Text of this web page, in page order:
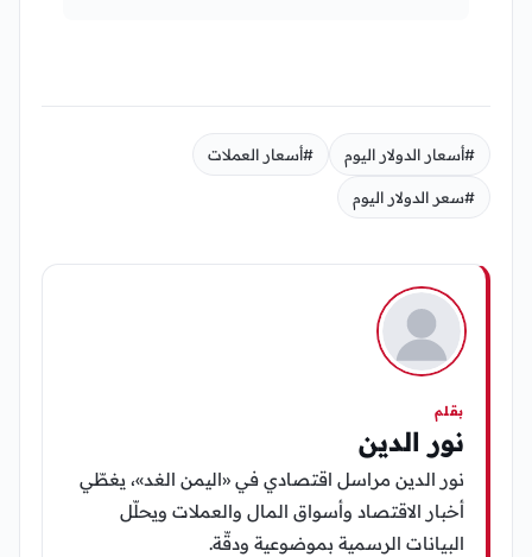
#أسعار الدولار اليوم #أسعار العملات
#سعر الدولار اليوم
بقلم
نور الدين
نور الدين مراسل اقتصادي في «اليمن الغد»، يغطّي
أخبار الاقتصاد وأسواق المال والعملات ويحلّل
البيانات الرسمية بموضوعية ودقّة.